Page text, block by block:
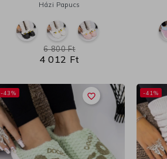
Házi Papucs
4 012 Ft
6 800 Ft
favorite_border
-43% -41%